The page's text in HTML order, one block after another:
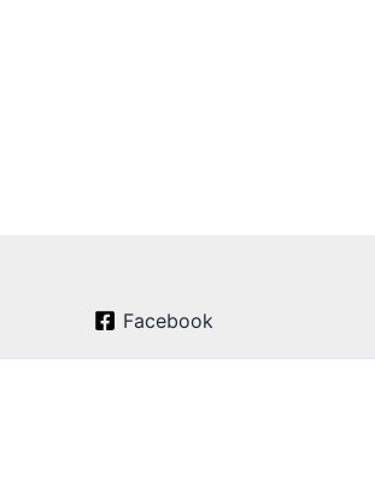
Facebook